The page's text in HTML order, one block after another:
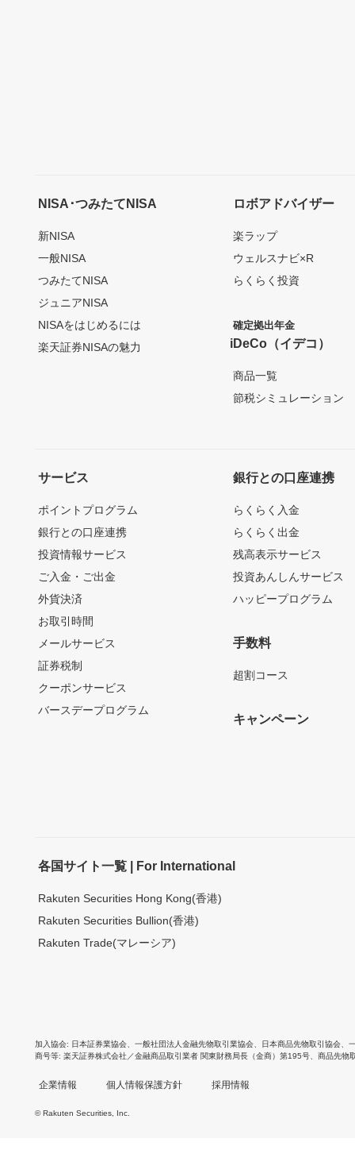
NISA･つみたてNISA
新NISA
一般NISA
つみたてNISA
ジュニアNISA
NISAをはじめるには
楽天証券NISAの魅力
ロボアドバイザー
楽ラップ
ウェルスナビ×R
らくらく投資
確定拠出年金
iDeCo（イデコ）
商品一覧
節税シミュレーション
サービス
ポイントプログラム
銀行との口座連携
投資情報サービス
ご入金・ご出金
外貨決済
お取引時間
メールサービス
証券税制
クーポンサービス
バースデープログラム
銀行との口座連携
らくらく入金
らくらく出金
残高表示サービス
投資あんしんサービス
ハッピープログラム
手数料
超割コース
キャンペーン
各国サイト一覧 | For International
Rakuten Securities Hong Kong(香港)
Rakuten Securities Bullion(香港)
Rakuten Trade(マレーシア)
加入協会 日本証券業協会 一般社団法人金融先物取引業協会 日本商品先物取引協会
商号等 楽天証券株式会社／金融商品取引業者 関東財務局長（金商）第195号、商品先物
企業情報 個人情報保護方針 採用情報
© Rakuten Securities, Inc.